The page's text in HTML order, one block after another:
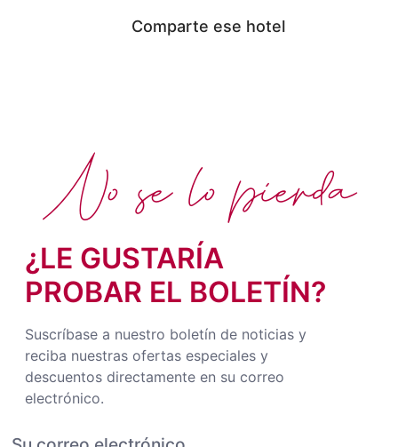
Comparte ese hotel
¿LE GUSTARÍA
PROBAR EL BOLETÍN?
Suscríbase a nuestro boletín de noticias y
reciba nuestras ofertas especiales y
descuentos directamente en su correo
electrónico.
No se lo pierda